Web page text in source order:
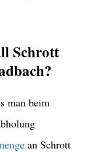
Schrott
man beim
an Schrott